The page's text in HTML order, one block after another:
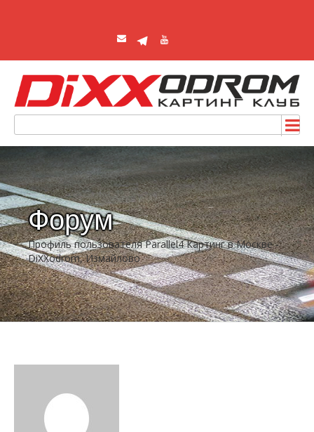
Форум
Профиль пользователя Parallel4 Картинг в Москве -
DiXXodrom, Измайлово